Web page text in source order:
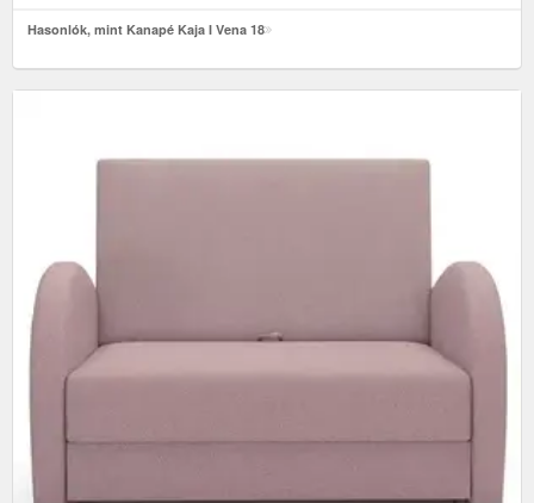
bútorok, ifjúsági heverők
Hasonlók, mint Kanapé Kaja I Vena 18